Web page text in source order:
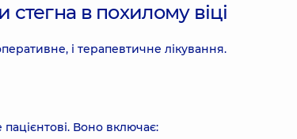
в похилому віці
і терапевтичне лікування.
Воно включає: